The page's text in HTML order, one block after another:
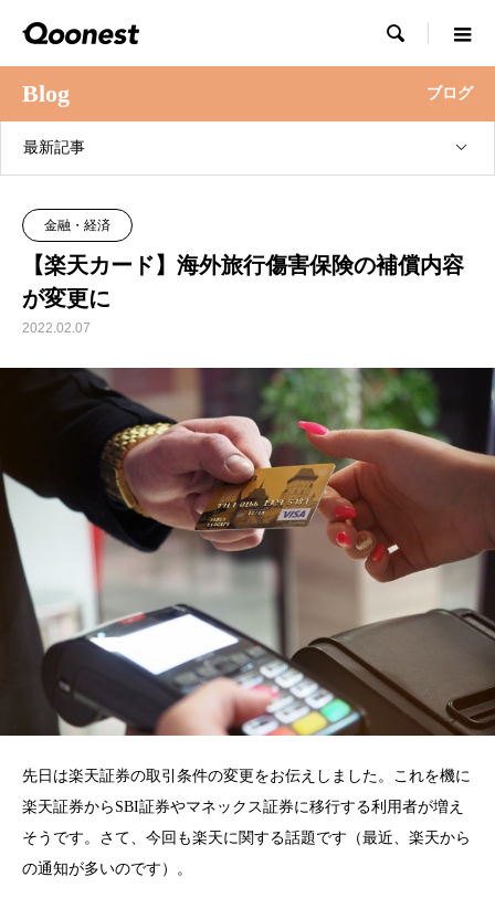

Blog ブログ
最新記事
金融・経済
【楽天カード】海外旅行傷害保険の補償内容
が変更に
2022.02.07
先日は楽天証券の取引条件の変更をお伝えしました。これを機に
楽天証券からSBI証券やマネックス証券に移行する利用者が増え
そうです。さて、今回も楽天に関する話題です（最近、楽天から
の通知が多いのです）。